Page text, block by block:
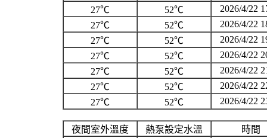
27℃
52℃
2026/4/22
27℃
52℃
2026/4/22
27℃
52℃
2026/4/22
27℃
52℃
2026/4/22
27℃
52℃
2026/4/22
27℃
52℃
2026/4/22
27℃
52℃ 2026/4/22
夜間室外溫度 熱泵設定水溫
時間